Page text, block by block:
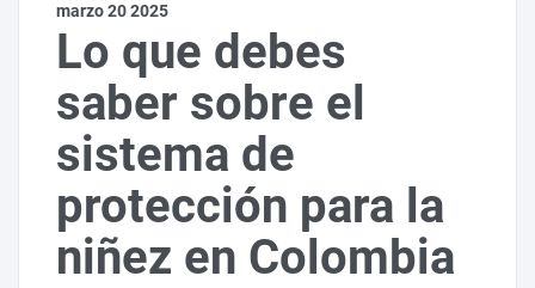
marzo 20 2025
Lo que debes
saber sobre el
sistema de
protección para la
niñez en Colombia